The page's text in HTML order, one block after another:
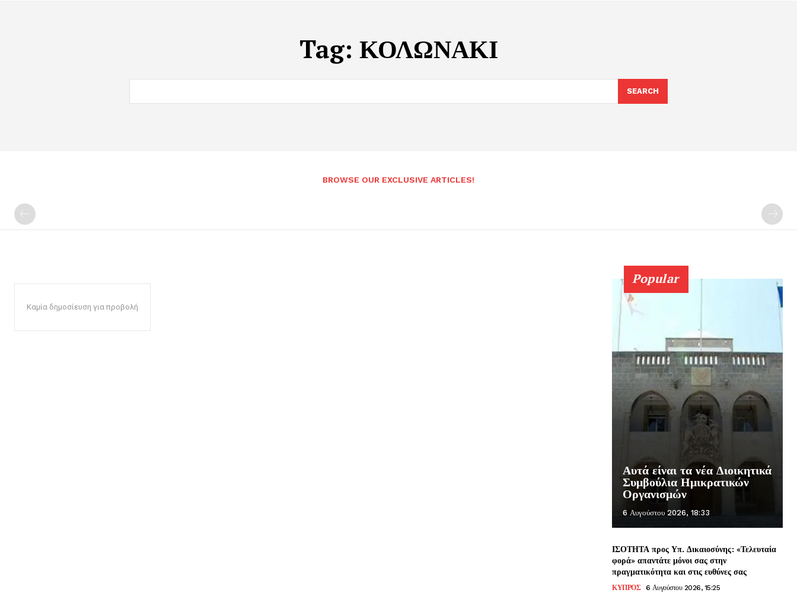
Tag: ΚΟΛΩΝΑΚΙ
SEARCH
BROWSE OUR EXCLUSIVE ARTICLES!
Καμία δημοσίευση για προβολή
Popular
Αυτά είναι τα νέα Διοικητικά
Συμβούλια Ημικρατικών
Οργανισμών
6 Αυγούστου 2026, 18:33
ΙΣΟΤΗΤΑ προς Υπ. Δικαιοσύνης: «Τελευταία
φορά» απαντάτε μόνοι σας στην
πραγματικότητα και στις ευθύνες σας
ΚΥΠΡΟΣ 6 Αυγούστου 2026, 15:25